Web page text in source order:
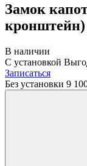
Замок
кронштейн)
В наличии
С установкой
Записаться
Без установки 9